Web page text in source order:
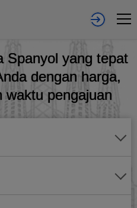
Spanyol yang tepat
dengan harga,
waktu pengajuan